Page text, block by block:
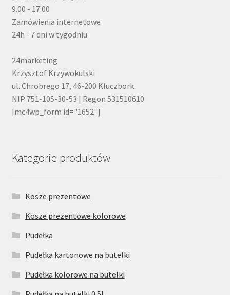
9.00 - 17.00
Zamówienia internetowe
24h - 7 dni w tygodniu
24marketing
Krzysztof Krzywokulski
ul. Chrobrego 17, 46-200 Kluczbork
NIP 751-105-30-53 | Regon 531510610
[mc4wp_form id="1652"]
Kategorie produktów
Kosze prezentowe
Kosze prezentowe kolorowe
Pudełka
Pudełka kartonowe na butelki
Pudełka kolorowe na butelki